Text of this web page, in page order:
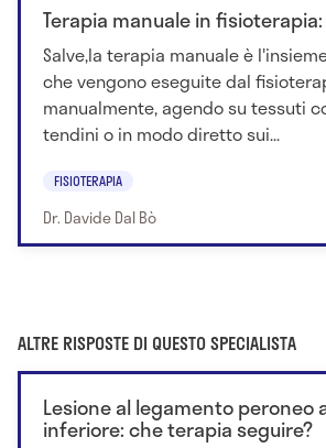
Terapia manuale in
Salve,la terapia manuale è
che vengono eseguite dal
manualmente, agendo su tessuti
tendini o in modo diretto sui...
FISIOTERAPIA
Dr. Davide Dal Bò
ALTRE RISPOSTE DI QUESTO SPECIALISTA
Lesione al legamento peroneo
inferiore: che terapia seguire?